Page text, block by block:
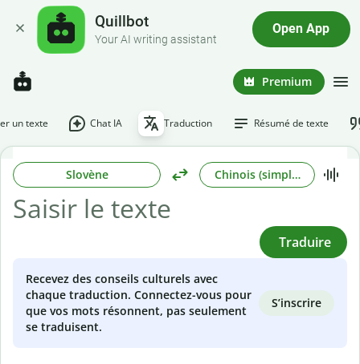
Quillbot
Your AI writing assistant
Open App
Premium
un texte Chat IA Traduction Résumé de texte
Slovène Chinois (simplifié)
Traduire
Recevez des conseils culturels avec
chaque traduction. Connectez-vous pour
que vos mots résonnent, pas seulement
se traduisent.
S’inscrire